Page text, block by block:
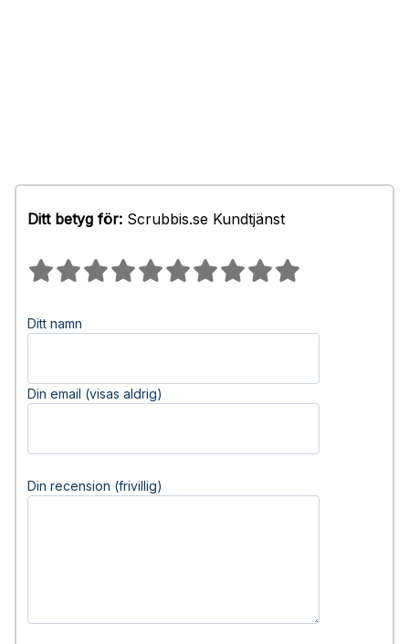
Ditt betyg för: Scrubbis.se Kundtjänst
Ditt namn
Din email (visas aldrig)
Din recension (frivillig)